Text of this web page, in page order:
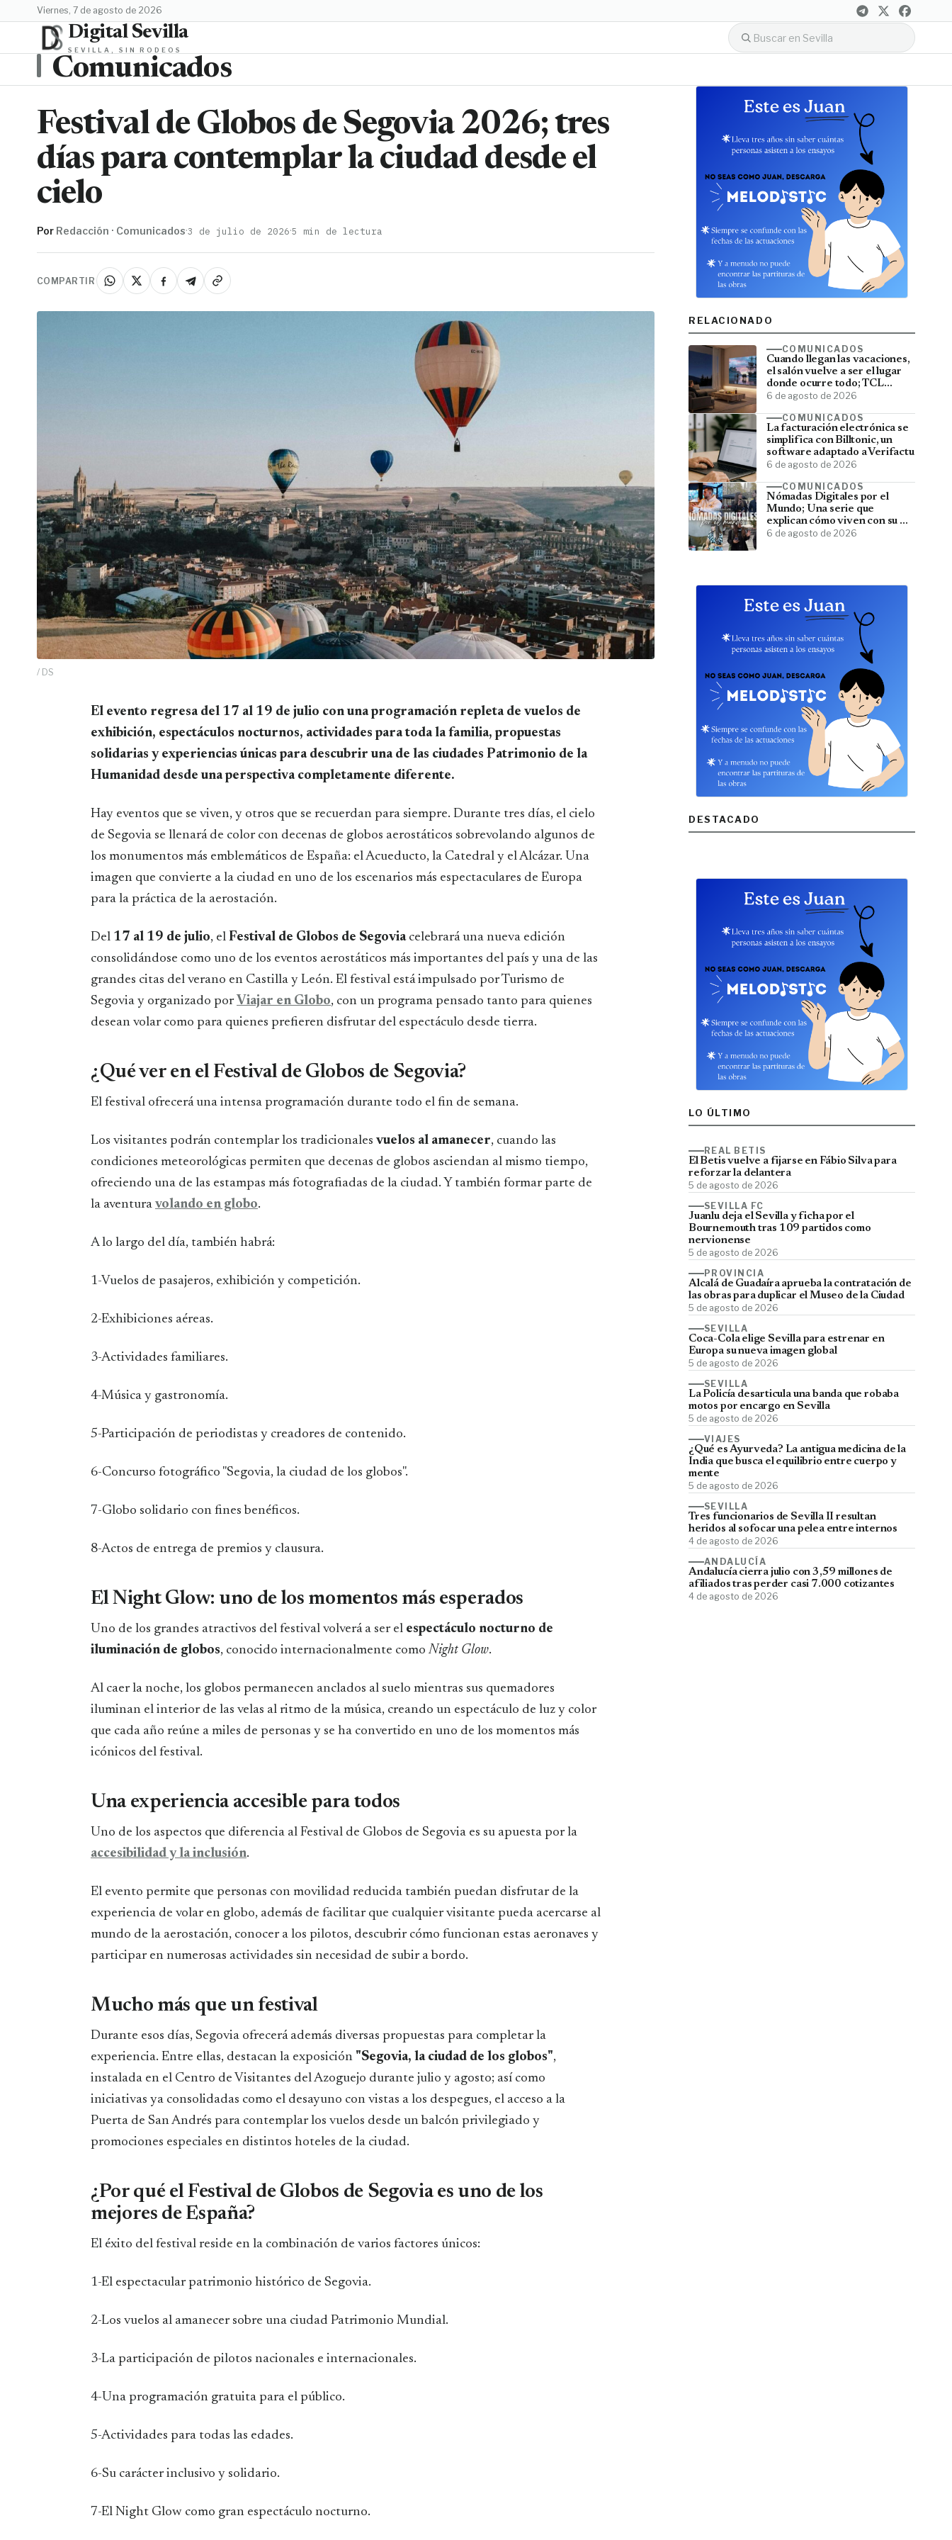
viernes, 7 de agosto de 2026
Digital Sevilla
SEVILLA, SIN RODEOS
Comunicados
Festival de Globos de Segovia 2026; tres
días para contemplar la ciudad desde el
cielo
Por Redacción · Comunicados·3 de julio de 2026·5 min de lectura
COMPARTIR
/ DS
El evento regresa del 17 al 19 de julio con una programación repleta de vuelos de
exhibición, espectáculos nocturnos, actividades para toda la familia, propuestas
solidarias y experiencias únicas para descubrir una de las ciudades Patrimonio de la
Humanidad desde una perspectiva completamente diferente.
Hay eventos que se viven, y otros que se recuerdan para siempre. Durante tres días, el cielo
de Segovia se llenará de color con decenas de globos aerostáticos sobrevolando algunos de
los monumentos más emblemáticos de España: el Acueducto, la Catedral y el Alcázar. Una
imagen que convierte a la ciudad en uno de los escenarios más espectaculares de Europa
para la práctica de la aerostación.
Del 17 al 19 de julio, el Festival de Globos de Segoviacelebrará una nueva edición
consolidándose como uno de los eventos aerostáticos más importantes del país y una de las
grandes citas del verano en Castilla y León. El festival está impulsado por Turismo de
Segovia y organizado por Viajar en Globo, con un programa pensado tanto para quienes
desean volar como para quienes prefieren disfrutar del espectáculo desde tierra.
¿Qué ver en el Festival de Globos de Segovia?
El festival ofrecerá una intensa programación durante todo el fin de semana.
Los visitantes podrán contemplar los tradicionales vuelos al amanecer, cuando las
condiciones meteorológicas permiten que decenas de globos asciendan al mismo tiempo,
ofreciendo una de las estampas más fotografiadas de la ciudad. Y también formar parte de
la aventura volando en globo.
A lo largo del día, también habrá:
1-Vuelos de pasajeros, exhibición y competición.
2-Exhibiciones aéreas.
3-Actividades familiares.
4-Música y gastronomía.
5-Participación de periodistas y creadores de contenido.
6-Concurso fotográfico "Segovia, la ciudad de los globos".
7-Globo solidario con fines benéficos.
8-Actos de entrega de premios y clausura.
El Night Glow: uno de los momentos más esperados
Uno de los grandes atractivos del festival volverá a ser el espectáculo nocturno de
iluminación de globos, conocido internacionalmente como Night Glow.
Al caer la noche, los globos permanecen anclados al suelo mientras sus quemadores
iluminan el interior de las velas al ritmo de la música, creando un espectáculo de luz y color
que cada año reúne a miles de personas y se ha convertido en uno de los momentos más
icónicos del festival.
Una experiencia accesible para todos
Uno de los aspectos que diferencia al Festival de Globos de Segovia es su apuesta por la
accesibilidad y la inclusión.
El evento permite que personas con movilidad reducida también puedan disfrutar de la
experiencia de volar en globo, además de facilitar que cualquier visitante pueda acercarse al
mundo de la aerostación, conocer a los pilotos, descubrir cómo funcionan estas aeronaves y
participar en numerosas actividades sin necesidad de subir a bordo.
Mucho más que un festival
Durante esos días, Segovia ofrecerá además diversas propuestas para completar la
experiencia. Entre ellas, destacan la exposición "Segovia, la ciudad de los globos",
instalada en el Centro de Visitantes del Azoguejo durante julio y agosto; así como
iniciativas ya consolidadas como el desayuno con vistas a los despegues, el acceso a la
Puerta de San Andrés para contemplar los vuelos desde un balcón privilegiado y
promociones especiales en distintos hoteles de la ciudad.
¿Por qué el Festival de Globos de Segovia es uno de los
mejores de España?
El éxito del festival reside en la combinación de varios factores únicos:
1-El espectacular patrimonio histórico de Segovia.
2-Los vuelos al amanecer sobre una ciudad Patrimonio Mundial.
3-La participación de pilotos nacionales e internacionales.
4-Una programación gratuita para el público.
5-Actividades para todas las edades.
6-Su carácter inclusivo y solidario.
7-El Night Glow como gran espectáculo nocturno.
RELACIONADO
COMUNICADOS
Cuando llegan las vacaciones,
el salón vuelve a ser el lugar
donde ocurre todo; TCL
convierte el televisor en el
6 de agosto de 2026
COMUNICADOS
La facturación electrónica se
simplifica con Billtonic, un
software adaptado a Verifactu
6 de agosto de 2026
COMUNICADOS
Nómadas Digitales por el
Mundo; Una serie que
explican cómo viven con su PC
y viajan por el mundo
6 de agosto de 2026
DESTACADO
LO ÚLTIMO
REAL BETIS
El Betis vuelve a fijarse en Fábio Silva para
reforzar la delantera
5 de agosto de 2026
SEVILLA FC
Juanlu deja el Sevilla y ficha por el
Bournemouth tras 109 partidos como
nervionense
5 de agosto de 2026
PROVINCIA
Alcalá de Guadaíra aprueba la contratación de
las obras para duplicar el Museo de la Ciudad
5 de agosto de 2026
SEVILLA
Coca-Cola elige Sevilla para estrenar en
Europa su nueva imagen global
5 de agosto de 2026
SEVILLA
La Policía desarticula una banda que robaba
motos por encargo en Sevilla
5 de agosto de 2026
VIAJES
¿Qué es Ayurveda? La antigua medicina de la
India que busca el equilibrio entre cuerpo y
mente
5 de agosto de 2026
SEVILLA
Tres funcionarios de Sevilla II resultan
heridos al sofocar una pelea entre internos
4 de agosto de 2026
ANDALUCÍA
Andalucía cierra julio con 3,59 millones de
afiliados tras perder casi 7.000 cotizantes
4 de agosto de 2026